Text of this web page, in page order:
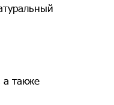
а также